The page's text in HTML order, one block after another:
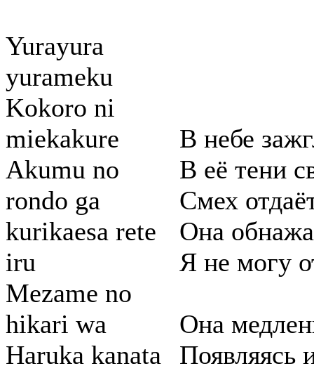
Yurayura
yurameku
Kokoro ni
miekakure
Akumu no
rondo ga
kurikaesa rete
iru
Mezame no
hikari wa
Haruka kanata
В небе
В её тени
Смех
Она
Я не могу
Она
Появляясь